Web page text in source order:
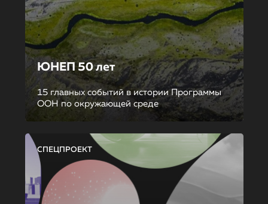
ЮНЕП 50 лет
15 главных событий в истории Программы
ООН по окружающей среде
СПЕЦПРОЕКТ